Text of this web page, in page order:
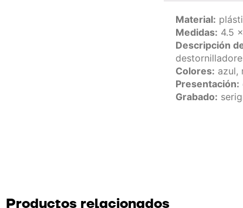
Material:
Medidas: 4.5
Descripción
Colores: azul,
Presentación:
Grabado:
Productos relacionados